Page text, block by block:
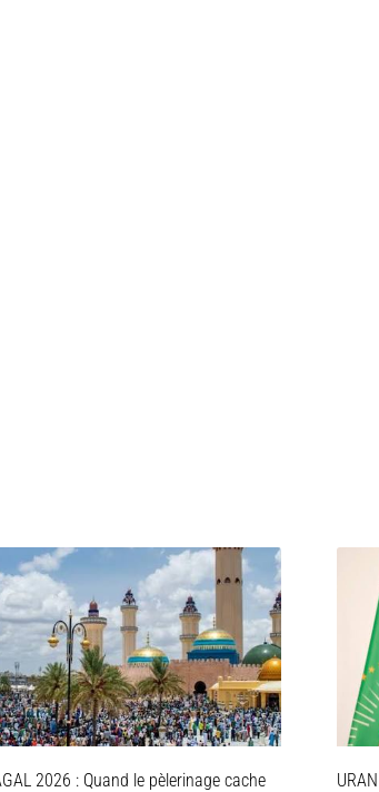
2026 : Quand le pèlerinage cache